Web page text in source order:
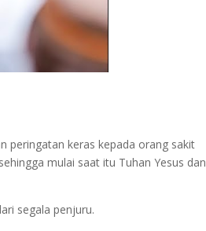
peringatan keras kepada orang sakit
mulai saat itu Tuhan Yesus dan
segala penjuru.